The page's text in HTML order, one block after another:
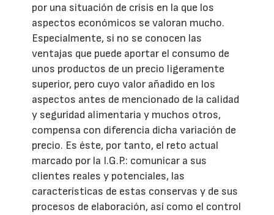
por una situación de crisis en la que los
aspectos económicos se valoran mucho.
Especialmente, si no se conocen las
ventajas que puede aportar el consumo de
unos productos de un precio ligeramente
superior, pero cuyo valor añadido en los
aspectos antes de mencionado de la calidad
y seguridad alimentaria y muchos otros,
compensa con diferencia dicha variación de
precio. Es éste, por tanto, el reto actual
marcado por la I.G.P.: comunicar a sus
clientes reales y potenciales, las
características de estas conservas y de sus
procesos de elaboración, así como el control